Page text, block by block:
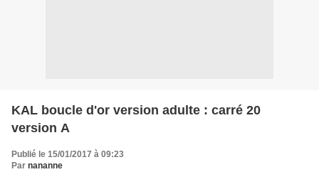
KAL boucle d'or version adulte : carré 20
version A
Publié le 15/01/2017 à 09:23
Par nananne